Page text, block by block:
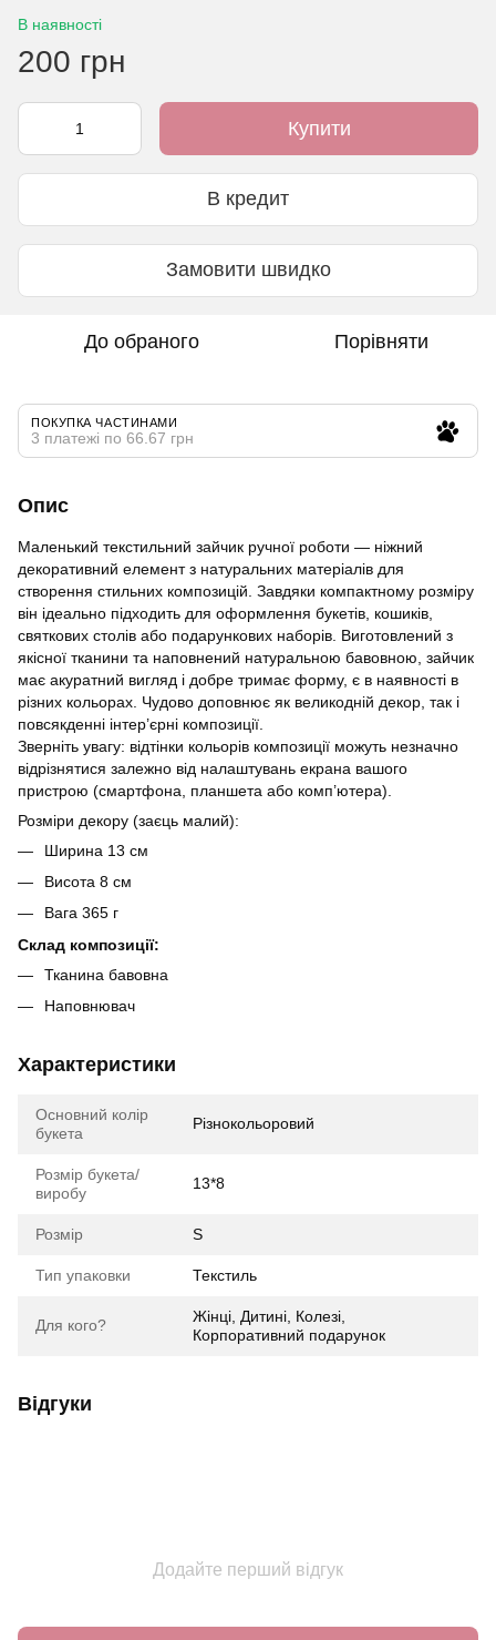
В наявності
200 грн
Купити
В кредит
Замовити швидко
До обраного Порівняти
ПОКУПКА ЧАСТИНАМИ
3 платежі по 66.67 грн
Опис
Маленький текстильний зайчик ручної роботи — ніжний
декоративний елемент з натуральних матеріалів для
створення стильних композицій. Завдяки компактному розміру
він ідеально підходить для оформлення букетів, кошиків,
святкових столів або подарункових наборів. Виготовлений з
якісної тканини та наповнений натуральною бавовною, зайчик
має акуратний вигляд і добре тримає форму, є в наявності в
різних кольорах. Чудово доповнює як великодній декор, так і
повсякденні інтер’єрні композиції.
Зверніть увагу: відтінки кольорів композиції можуть незначно
відрізнятися залежно від налаштувань екрана вашого
пристрою (смартфона, планшета або комп’ютера).
Розміри декору (заєць малий):
Ширина 13 см
Висота 8 см
Вага 365 г
Склад композиції:
Тканина бавовна
Наповнювач
Характеристики
Основний колір
букета
Різнокольоровий
Розмір букета/
виробу
13*8
Розмір S
Тип упаковки Текстиль
Для кого?
Жінці, Дитині, Колезі,
Корпоративний подарунок
Відгуки
Додайте перший відгук